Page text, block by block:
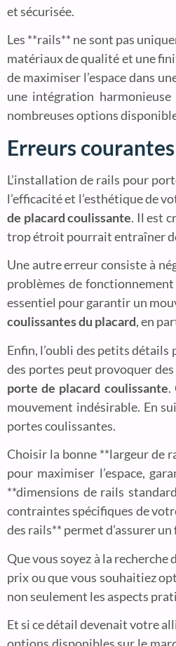
et sécurisée.
Les **rails** ne sont pas
matériaux de qualité et une
de maximiser l’espace dans
une intégration
nombreuses options
Erreurs
L’installation de rails pour
l’efficacité et l’esthétique de
de placard coulissante. Il est
trop étroit pourrait entraîner
Une autre erreur consiste à
problèmes de
essentiel pour garantir un
coulissantes du placard, en
Enfin, l’oubli des petits
des portes peut provoquer
porte de placard coulissante.
mouvement indésirable. En
portes coulissantes.
Choisir la bonne **largeur de
pour maximiser l’espace,
**dimensions de rails
contraintes spécifiques de
des rails** permet d’assurer
Que vous soyez à la
prix ou que vous souhaitiez
non seulement les aspects
Et si ce détail devenait votre